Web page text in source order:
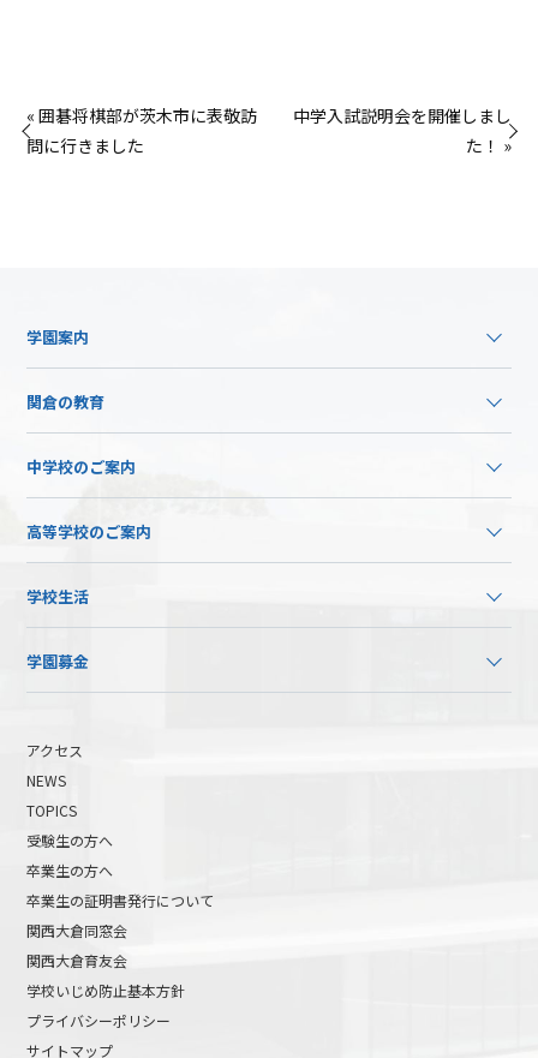
« 囲碁将棋部が茨木市に表敬訪
問に行きました
中学入試説明会を開催しまし
た！ »
学園案内
関倉の教育
中学校のご案内
高等学校のご案内
学校生活
学園募金
アクセス
NEWS
TOPICS
受験生の方へ
卒業生の方へ
卒業生の証明書発行について
関西大倉同窓会
関西大倉育友会
学校いじめ防止基本方針
プライバシーポリシー
サイトマップ